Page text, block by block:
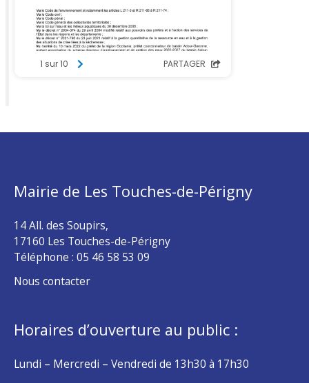
Mairie de Les Touches-de-Périgny
14 All. des Soupirs,
17160 Les Touches-de-Périgny
Téléphone : 05 46 58 53 09
Nous contacter
Horaires d’ouverture au public :
Lundi – Mercredi – Vendredi de 13h30 à 17h30